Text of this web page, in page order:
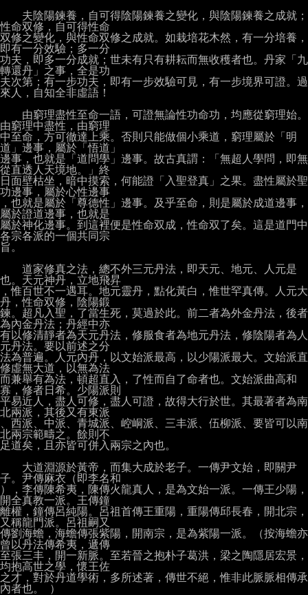
夫陰陽鍊養，自可得陰陽鍊養之變化，與陰陽鍊養之成就；
性命双修，自可得性命
双修之變化，與性命双修之成就。如栽培花木然，有一分培養，
即有一分效驗；多一分
功夫，即多一分成就；世未有只有耕耘而無收穫者也。丹家「九
轉還丹」之事，全是功
夫次第；有一步功夫，即有一步效驗可見，有一步境界可證。過
來人，自知全非虛語！
由窮理盡性至命一語，可證無論性功命功，均應從窮理始。
由窮理中盡性，由窮理
中至命，方可徹達上乘。否則只能做個小乘道，窮理屬於「明
道」邊事，屬於「悟道」
邊事，也就是「道問學」邊事。故古真謂：「無超人學問，即無
從直透人天境地。」終
日面壁枯坐，暗中摸索，何能證「入聖登真」之果。盡性屬於聖
功邊事，屬於心性邊事
，也就是屬於「尊德性」邊事。及乎至命，則是屬於成道邊事，
屬於證道邊事，也就是
屬於神化邊事。到這裡便是性命双成，性命双了矣。這是道門中
各宗各派的一個共同宗
旨。
道家修真之法，總不外三元丹法，即天元、地元、人元是
也。天元神丹，立地飛昇
，惟百世不一遇耳。地元靈丹，點化黃白，惟世罕真傳。人元大
丹，性命双修，陰陽鍛
鍊。超凡入聖，了當生死，莫過於此。前二者為外金丹法，後者
為內金丹法；丹經中亦
有以修清靜者為天元丹法，修服食者為地元丹法，修陰陽者為人
元丹法。要以前述之分
法為普遍。人元內丹，以文始派最高，以少陽派最大。文始派直
修虛無大道，以無為法
而兼舉有為法，頓超直入，了性而自了命者也。文始派曲高和
寡，修者日希。少陽派則
平易近人，盡人可修，盡人可證，故得大行於世。其最著者為南
北兩派，其後又有東派
、西派、中派、青城派、崆峒派、三丰派、伍柳派、要皆可以南
北兩宗範疇之。餘則不
足道矣，且亦皆可併入兩宗之內也。
大道淵源於黃帝，而集大成於老子。一傳尹文始，即關尹
子。尹傳麻衣（即李名和
），李傳陳希夷，陳傳火龍真人，是為文始一派。一傳王少陽，
開全真教一派。王傳鐘
離權，鐘傳呂純陽。呂祖首傳王重陽，重陽傳邱長春，開北宗，
又稱龍門派。呂祖嗣又
傳劉海蟾，海蟾傳張紫陽，開南宗，是為紫陽一派。（按海蟾亦
曾以丹法傳希夷，遞傳
至張三丰，開一新脈。至若晉之抱朴子葛洪，梁之陶隱居宏景，
均抱高世之學，懷王佐
之才，對於丹道學術，多所述著，傳世不絕，惟非此脈脈相傳承
內者也。 ）